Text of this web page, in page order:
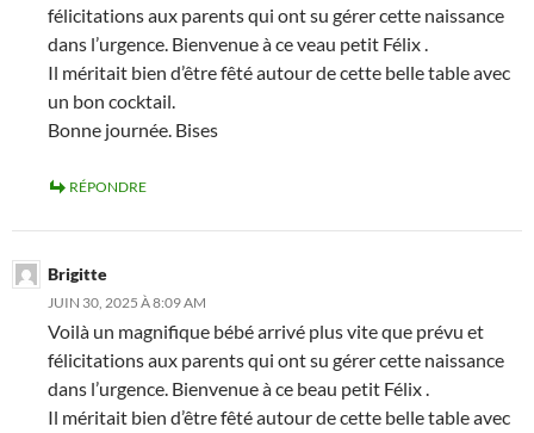
félicitations aux parents qui ont su gérer cette naissance
dans l’urgence. Bienvenue à ce veau petit Félix .
Il méritait bien d’être fêté autour de cette belle table avec
un bon cocktail.
Bonne journée. Bises
RÉPONDRE
Brigitte
JUIN 30, 2025 À 8:09 AM
Voilà un magnifique bébé arrivé plus vite que prévu et
félicitations aux parents qui ont su gérer cette naissance
dans l’urgence. Bienvenue à ce beau petit Félix .
Il méritait bien d’être fêté autour de cette belle table avec